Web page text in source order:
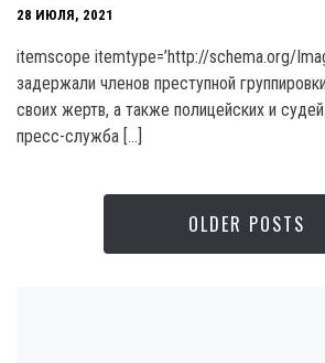
28 ИЮЛЯ, 2021
itemscope itemtype=’http://schema.org/
задержали членов преступной
своих жертв, а также полицейских и
пресс-служба […]
OLDER POSTS